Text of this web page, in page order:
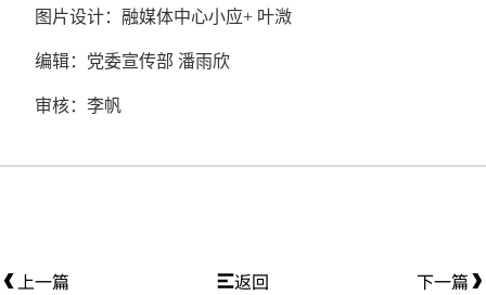
图片设计：融媒体中心小应+ 叶溦
编辑：党委宣传部 潘雨欣
审核：李帆
上一篇 返回 下一篇